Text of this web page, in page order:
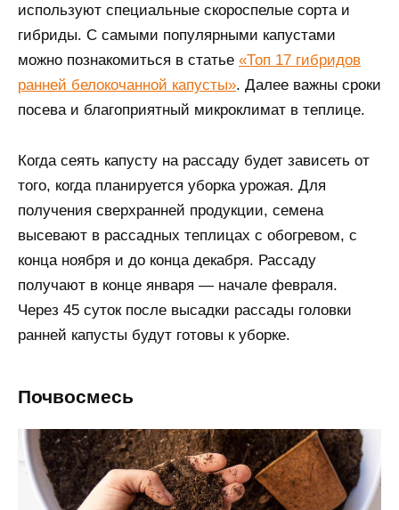
используют специальные скороспелые сорта и
гибриды. С самыми популярными капустами
можно познакомиться в статье «Топ 17 гибридов
ранней белокочанной капусты». Далее важны сроки
посева и благоприятный микроклимат в теплице.
Когда сеять капусту на рассаду будет зависеть от
того, когда планируется уборка урожая. Для
получения сверхранней продукции, семена
высевают в рассадных теплицах с обогревом, с
конца ноября и до конца декабря. Рассаду
получают в конце января — начале февраля.
Через 45 суток после высадки рассады головки
ранней капусты будут готовы к уборке.
Почвосмесь